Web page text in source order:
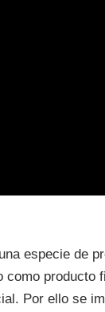
especie de
producto
Por ello se